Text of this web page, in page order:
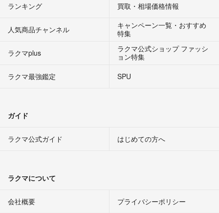
ランキング 買取・相場価格情報
人気商品チャンネル
キャンペーン一覧・おすすめ
特集
ラクマplus
ラクマ公式ショップ ファッシ
ョン特集
ラクマ最強鑑定
SPU
ガイド
ラクマ公式ガイド はじめての方へ
ラクマについて
会社概要 プライバシーポリシー